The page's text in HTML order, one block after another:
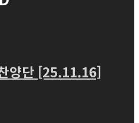
양단 [25.11.16]